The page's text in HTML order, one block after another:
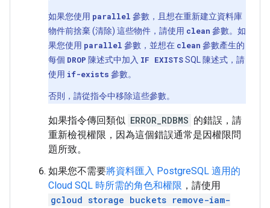
如果您使用 parallel 參數，且想在重新建立資料庫
物件前捨棄 (清除) 這些物件，請使用 clean 參數。如
果您使用 parallel 參數，並想在 clean 參數產生的
每個 DROP 陳述式中加入 IF EXISTSSQL 陳述式，請
使用 if-exists 參數。
否則，請從指令中移除這些參數。
如果指令傳回類似 ERROR_RDBMS 的錯誤，請
重新檢視權限，因為這個錯誤通常是因權限問
題所致。
如果您不需要將資料匯入 PostgreSQL 適用的
Cloud SQL 時所需的角色和權限 ，請使用
gcloud storage buckets remove-iam-